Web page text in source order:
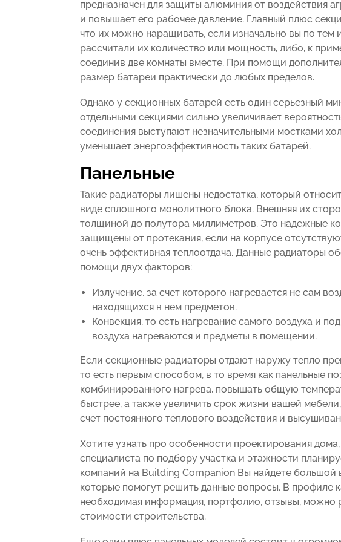
предназначен для защиты алюминия от воздействия
и повышает его рабочее давление. Главный плюс
что их можно наращивать, если изначально вы по
рассчитали их количество или мощность, либо, к
соединив две комнаты вместе. При помощи
размер батареи практически до любых пределов.
Однако у секционных батарей есть один серьезный
отдельными секциями сильно увеличивает
соединения выступают незначительными мостками
уменьшает энергоэффективность таких батарей.
Панельные
Такие радиаторы лишены недостатка, который
виде сплошного монолитного блока. Внешняя их
толщиной до полутора миллиметров. Это надежные
защищены от протекания, если на корпусе
очень эффективная теплоотдача. Данные радиаторы
помощи двух факторов:
Излучение, за счет которого нагревается не сам
находящихся в нем предметов.
Конвекция, то есть нагревание самого воздуха и
воздуха нагреваются и предметы в помещении.
Если секционные радиаторы отдают наружу тепло
то есть первым способом, в то время как панельные
комбинированного нагрева, повышать общую
быстрее, а также увеличить срок жизни вашей
счет постоянного теплового воздействия и
Хотите узнать про особенности проектирования
специалиста по подбору участка и этажности
компаний на Building Companion Вы найдете большой
которые помогут решить данные вопросы. В профиле
необходимая информация, портфолио, отзывы, можно
стоимости строительства.